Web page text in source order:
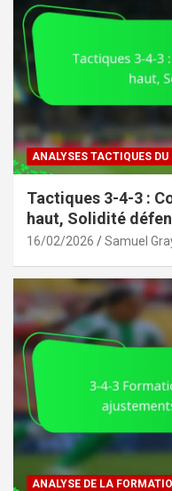
ANALYSES TACTIQUES
Tactiques 3-4-3 :
haut, Solidité
16/02/2026 Samuel
ANALYSE DE LA